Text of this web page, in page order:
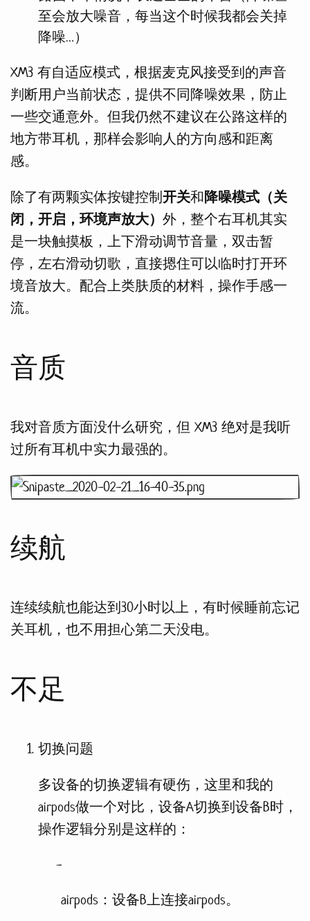
至会放大噪音，每当这个时候我都会关掉
降噪…）
XM3 有自适应模式，根据麦克风接受到的声音
判断用户当前状态，提供不同降噪效果，防止
一些交通意外。但我仍然不建议在公路这样的
地方带耳机，那样会影响人的方向感和距离
感。
除了有两颗实体按键控制开关和降噪模式（关
闭，开启，环境声放大） 外，整个右耳机其实
是一块触摸板，上下滑动调节音量，双击暂
停，左右滑动切歌，直接摁住可以临时打开环
境音放大。配合上类肤质的材料，操作手感一
流。
音质
我对音质方面没什么研究，但 XM3 绝对是我听
过所有耳机中实力最强的。
续航
连续续航也能达到30小时以上，有时候睡前忘记
关耳机，也不用担心第二天没电。
不足
切换问题
多设备的切换逻辑有硬伤，这里和我的
airpods做一个对比，设备A切换到设备B时，
操作逻辑分别是这样的：
airpods：设备B上连接airpods。